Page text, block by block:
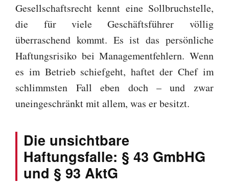
Gesellschaftsrecht kennt eine Sollbruchstelle,
die für viele Geschäftsführer völlig
überraschend kommt. Es ist das persönliche
Haftungsrisiko bei Managementfehlern. Wenn
es im Betrieb schiefgeht, haftet der Chef im
schlimmsten Fall eben doch – und zwar
uneingeschränkt mit allem, was er besitzt.
Die unsichtbare
Haftungsfalle: § 43 GmbHG
und § 93 AktG